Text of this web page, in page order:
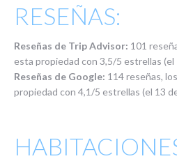
RESEÑAS:
Reseñas de Trip Advisor: 101
esta propiedad con 3,5/5 estrellas (el
Reseñas de Google: 114 reseñas,
propiedad con 4,1/5 estrellas (el 13